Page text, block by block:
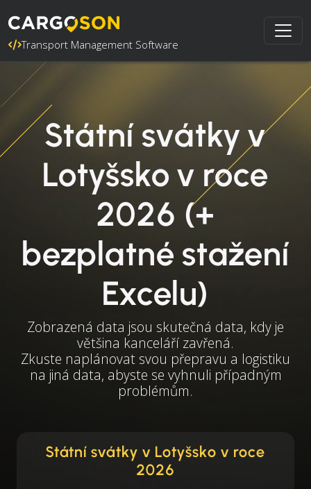
Transport Management Software
Státní svátky v
Lotyšsko v roce
2026 (+
bezplatné stažení
Excelu)
Zobrazená data jsou skutečná data, kdy je
většina kanceláří zavřená.
Zkuste naplánovat svou přepravu a logistiku
na jiná data, abyste se vyhnuli případným
problémům.
Státní svátky v Lotyšsko v roce
2026